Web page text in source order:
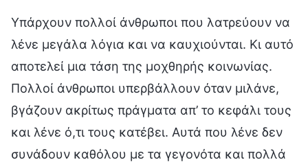
Υπάρχουν πολλοί άνθρωποι που λατρεύουν να
λένε μεγάλα λόγια και να καυχιούνται. Κι αυτό
αποτελεί μια τάση της μοχθηρής κοινωνίας.
Πολλοί άνθρωποι υπερβάλλουν όταν μιλάνε,
βγάζουν ακρίτως πράγματα απ’ το κεφάλι τους
και λένε ό,τι τους κατέβει. Αυτά που λένε δεν
συνάδουν καθόλου με τα γεγονότα και πολλά